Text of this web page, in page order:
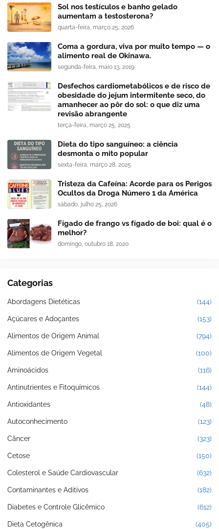
Sol nos testículos e banho gelado
aumentam a testosterona?
quarta-feira, março 25, 2026
Coma a gordura, viva por muito tempo — o
alimento real de Okinawa.
segunda-feira, maio 13, 2019
Desfechos cardiometabólicos e de risco de
obesidade do jejum intermitente seco, do
amanhecer ao pôr do sol: o que diz uma
revisão abrangente
terça-feira, março 25, 2025
Dieta do tipo sanguíneo: a ciência
desmonta o mito popular
sexta-feira, março 28, 2025
Tristeza da Cafeína: Acorde para os Perigos
Ocultos da Droga Número 1 da América
sábado, julho 25, 2026
Fígado de frango vs fígado de boi: qual é o
melhor?
domingo, outubro 18, 2020
Categorias
Abordagens Dietéticas (144)
Açúcares e Adoçantes (153)
Alimentos de Origem Animal (794)
Alimentos de Origem Vegetal (100)
Aminoácidos (116)
Antinutrientes e Fitoquímicos (144)
Antioxidantes (48)
Autoconhecimento (123)
Câncer (323)
Cetose (150)
Colesterol e Saúde Cardiovascular (632)
Contaminantes e Aditivos (182)
Diabetes e Controle Glicêmico (612)
Dieta Cetogênica (405)